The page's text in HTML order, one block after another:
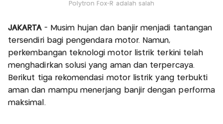
Polytron Fox-R adalah salah
JAKARTA - Musim hujan dan banjir menjadi tantangan
tersendiri bagi pengendara motor. Namun,
perkembangan teknologi motor listrik terkini telah
menghadirkan solusi yang aman dan terpercaya.
Berikut tiga rekomendasi motor listrik yang terbukti
aman dan mampu menerjang banjir dengan performa
maksimal.